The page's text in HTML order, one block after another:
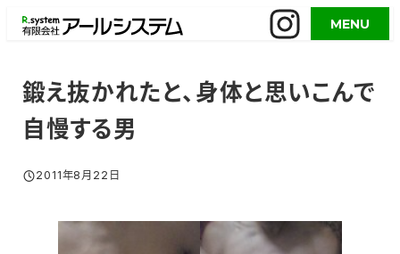
MENU
鍛え抜かれたと、身体と思いこんで
自慢する男
投稿日
2011年8月22日